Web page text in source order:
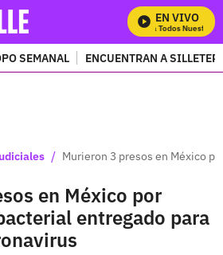
EN VIVO
Mira Todos Nuestros
SEMANAL ENCUENTRAN A
/ Murieron 3 presos en México
en México por
entregado para